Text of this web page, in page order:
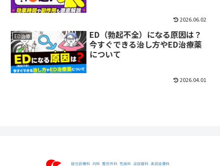
2026.06.02
ED治療
ED（勃起不全）になる原因は？
今すぐできる治し方やED治療薬
について
2026.04.01